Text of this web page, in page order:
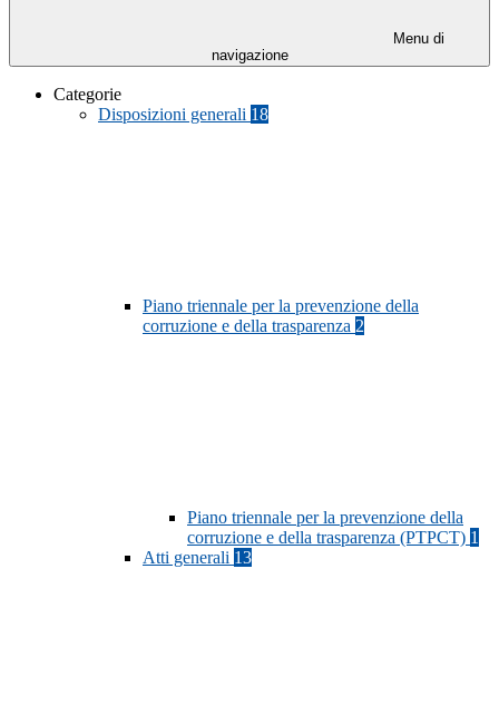
Menu di
navigazione
Categorie
Disposizioni generali 18
Piano triennale per la prevenzione della
corruzione e della trasparenza 2
Piano triennale per la prevenzione della
corruzione e della trasparenza (PTPCT) 1
Atti generali 13